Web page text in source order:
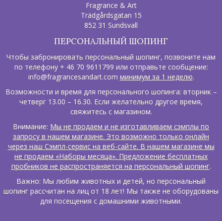
Fragrance & Art
Trädgårdsgatan 15
852 31 Sundsvall
ПЕРСОНАЛЬНЫЙ ШОПИНГ
Чтобы забронировать персональный шопинг, позвоните нам
по телефону + 46 70 9611799 или отправьте сообщение:
info@fragrancesandart.com минимум за 1 неделю.
Возможности и время для персонального шопинга: вторник –
четверг 13.00 – 16.30. Если желательно другое время,
свяжитесь с магазином.
Внимание: Мы не продаем и не изготавливаем сэмплы по
запросу в нашем магазине. Это возможно только онлайн
через наш Сэмпл-сервис на веб-сайте. В нашем магазине мы
не продаем «Наборы месяца». Предложение бесплатных
пробников не распространяется на персональный шопинг.
Важно: Мы любим животных и детей, но персональный
шопинг рассчитан на лиц от 18 лет! Мы также не оборудованы
для посещения с домашними животными.